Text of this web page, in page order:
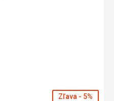
Zľava - 5%